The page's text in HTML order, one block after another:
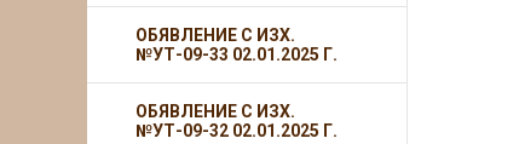
ОБЯВЛЕНИЕ С ИЗХ.
№УТ-09-33 02.01.2025 Г.
ОБЯВЛЕНИЕ С ИЗХ.
№УТ-09-32 02.01.2025 Г.